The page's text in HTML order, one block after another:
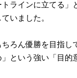
ラインに立てる
いました。
ろん優勝を目指
という強い「目的